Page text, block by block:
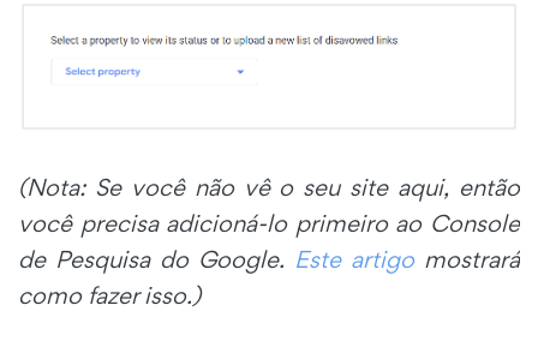
(Nota: Se você não vê o seu site aqui, então
você precisa adicioná-lo primeiro ao Console
de Pesquisa do Google. Este artigo mostrará
como fazer isso.)